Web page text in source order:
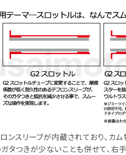
ンスリーブが内蔵されており、カ
タつきが少ないことも併せて、右